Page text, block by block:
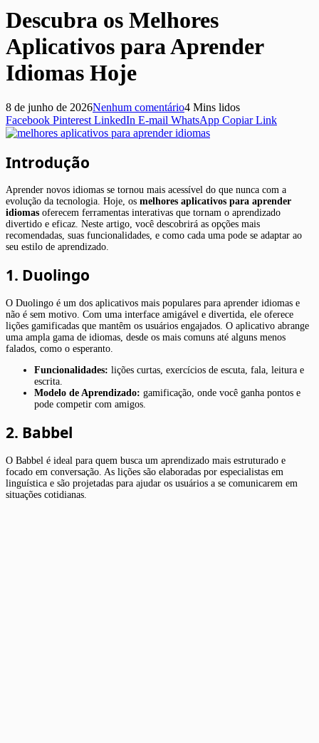
Descubra os Melhores
Aplicativos para Aprender
Idiomas Hoje
8 de junho de 2026Nenhum comentário4 Mins lidos
Facebook Pinterest LinkedIn E-mail WhatsApp Copiar Link
Introdução
Aprender novos idiomas se tornou mais acessível do que nunca com a
evolução da tecnologia. Hoje, os melhores aplicativos para aprender
idiomas oferecem ferramentas interativas que tornam o aprendizado
divertido e eficaz. Neste artigo, você descobrirá as opções mais
recomendadas, suas funcionalidades, e como cada uma pode se adaptar ao
seu estilo de aprendizado.
1. Duolingo
O Duolingo é um dos aplicativos mais populares para aprender idiomas e
não é sem motivo. Com uma interface amigável e divertida, ele oferece
lições gamificadas que mantêm os usuários engajados. O aplicativo abrange
uma ampla gama de idiomas, desde os mais comuns até alguns menos
falados, como o esperanto.
Funcionalidades: lições curtas, exercícios de escuta, fala, leitura e
escrita.
Modelo de Aprendizado: gamificação, onde você ganha pontos e
pode competir com amigos.
2. Babbel
O Babbel é ideal para quem busca um aprendizado mais estruturado e
focado em conversação. As lições são elaboradas por especialistas em
linguística e são projetadas para ajudar os usuários a se comunicarem em
situações cotidianas.